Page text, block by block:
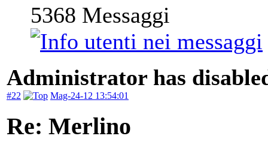
5368 Messaggi
Administrator has
#22 Mag-24-12 13:54:01
Re: Merlino